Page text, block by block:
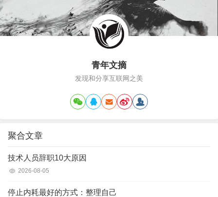
志为转移”的因素。基因、经历、你恰好
碰上的人。但是充实，是可以自力更生
的。罗素说他生活的三大动力是对知识的
追求、对爱的渴望、对苦难的怜悯。你
看，这三项里面，除了第二项，其他…
青年文摘
发现和分享互联网之美
聚合文章
技术人员辞职10大原因
2026-08-05
停止内耗最好的方式：整理自己